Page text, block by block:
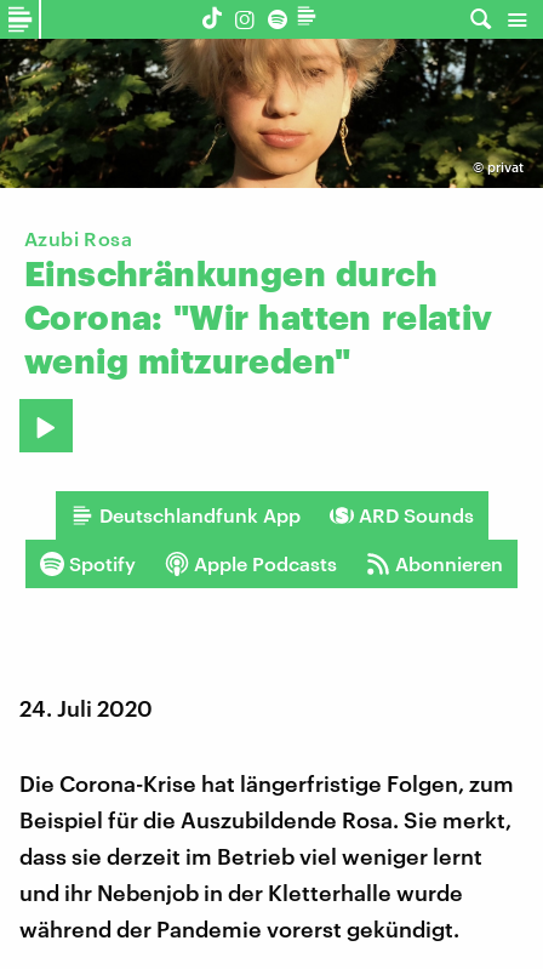
©privat
Azubi Rosa
Einschränkungen durch
Corona: "Wir hatten relativ
wenig mitzureden"
Deutschlandfunk App ARD Sounds
Spotify Apple Podcasts Abonnieren
24. Juli 2020
Die Corona-Krise hat längerfristige Folgen, zum
Beispiel für die Auszubildende Rosa. Sie merkt,
dass sie derzeit im Betrieb viel weniger lernt
und ihr Nebenjob in der Kletterhalle wurde
während der Pandemie vorerst gekündigt.